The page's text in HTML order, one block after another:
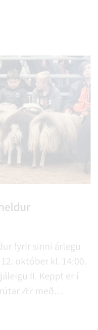
hyrndra og kollót…
fyrir sinni árlegu
október kl. 14:00.
II. Keppt er í
á að koma